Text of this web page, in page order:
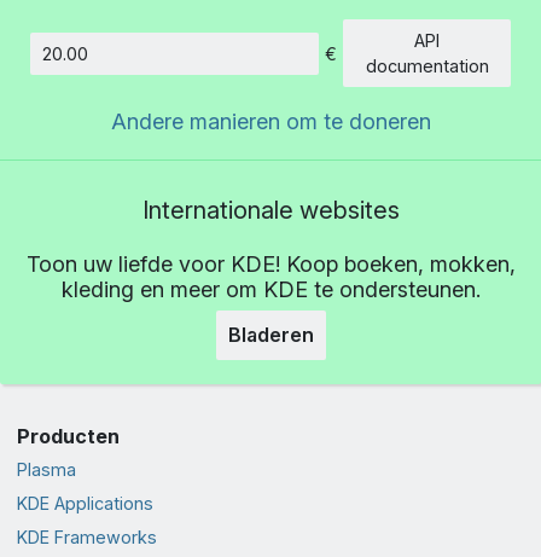
Hoeveelheid
€
API
documentation
Andere manieren om te doneren
Internationale websites
Toon uw liefde voor KDE! Koop boeken, mokken,
kleding en meer om KDE te ondersteunen.
Bladeren
Producten
Plasma
KDE Applications
KDE Frameworks